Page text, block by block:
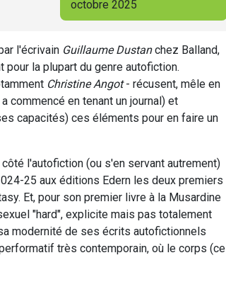
octobre 2025
l'écrivain Guillaume Dustanchez Balland,
la plupart du genre autofiction.
Christine Angot- récusent, mêle en
commencé en tenant un journal) et
capacités) ces éléments pour en faire un
l'autofiction (ou s'en servant autrement)
25 aux éditions Edern les deux premiers
Et, pour son premier livre à la Musardine
"hard", explicite mais pas totalement
modernité de ses écrits autofictionnels
très contemporain, où le corps (ce